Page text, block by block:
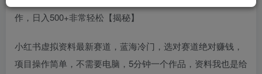
小红书虚拟资料最新赛道，蓝海冷门，选对赛道绝对赚钱，
项目操作简单，不需要电脑，5分钟一个作品，资料我也是给